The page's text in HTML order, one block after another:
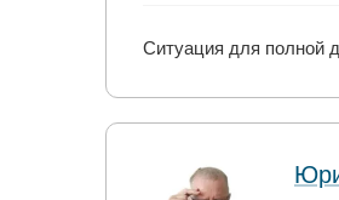
Ситуация для полной